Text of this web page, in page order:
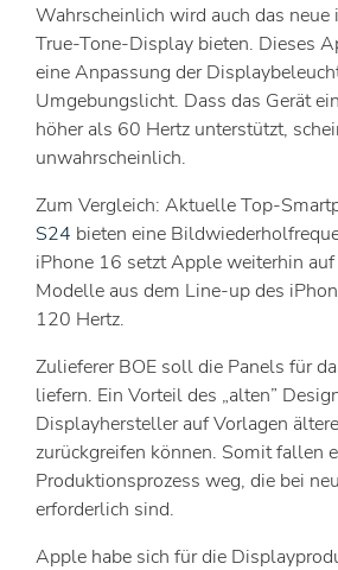
Wahrscheinlich wird auch das neue
True-Tone-Display bieten. Dieses
eine Anpassung der
Umgebungslicht. Dass das Gerät
höher als 60 Hertz unterstützt,
unwahrscheinlich.
Zum Vergleich: Aktuelle Top-
S24 bieten eine
iPhone 16 setzt Apple weiterhin
Modelle aus dem Line-up des
120 Hertz.
Zulieferer BOE soll die Panels für
liefern. Ein Vorteil des „alten”
Displayhersteller auf Vorlagen
zurückgreifen können. Somit fallen
Produktionsprozess weg, die bei
erforderlich sind.
Apple habe sich für die